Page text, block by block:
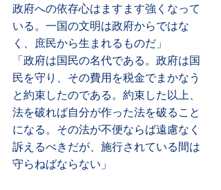
政府への依存心はますます強くなって
いる。一国の文明は政府からではな
く、庶民から生まれるものだ」
「政府は国民の名代である。政府は国
民を守り、その費用を税金でまかなう
と約束したのである。約束した以上、
法を破れば自分が作った法を破ること
になる。その法が不便ならば遠慮なく
訴えるべきだが、施行されている間は
守らねばならない」